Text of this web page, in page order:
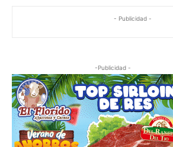
- Publicidad -
-Publicidad -